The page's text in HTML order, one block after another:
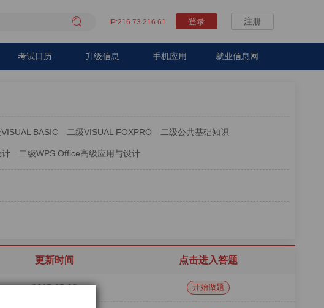
IP:216.73.216.61 登录 注册

考试日历 升级信息 手机应用 就业信息网
VISUAL BASIC 二级VISUAL FOXPRO 二级公共基础知识
计 二级WPS Office高级应用与设计
更新时间 点击进入答题
2017-07-03 开始做题